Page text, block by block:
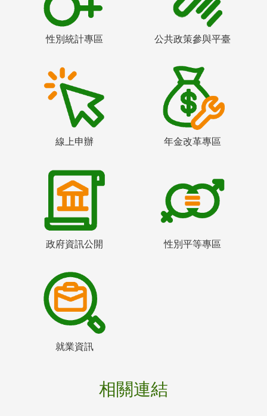
性別統計專區 公共政策參與平臺
線上申辦 年金改革專區
政府資訊公開 性別平等專區
就業資訊
相關連結